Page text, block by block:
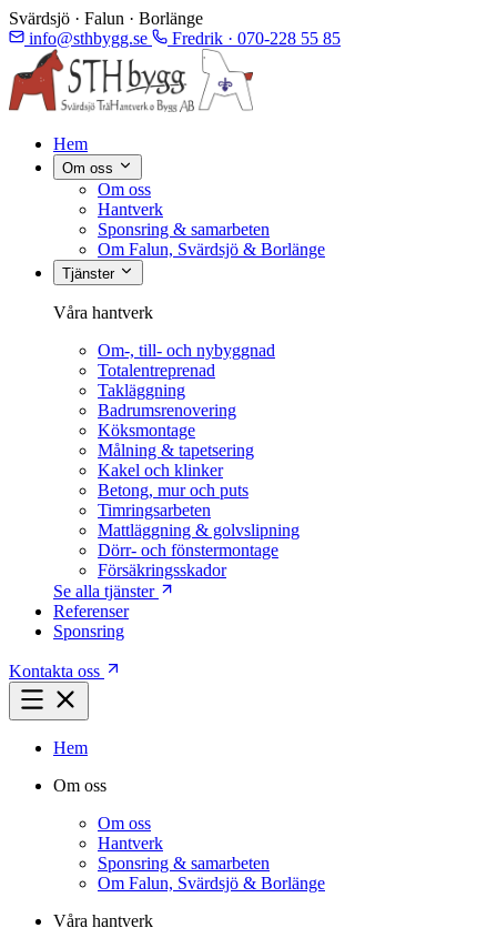
Svärdsjö · Falun · Borlänge
info@sthbygg.se
Fredrik · 070-228 55 85
Hem
Om oss
Om oss
Hantverk
Sponsring & samarbeten
Om Falun, Svärdsjö & Borlänge
Tjänster
Våra hantverk
Om-, till- och nybyggnad
Totalentreprenad
Takläggning
Badrumsrenovering
Köksmontage
Målning & tapetsering
Kakel och klinker
Betong, mur och puts
Timringsarbeten
Mattläggning & golvslipning
Dörr- och fönstermontage
Försäkringsskador
Se alla tjänster
Referenser
Sponsring
Kontakta oss
Hem
Om oss
Om oss
Hantverk
Sponsring & samarbeten
Om Falun, Svärdsjö & Borlänge
Våra hantverk